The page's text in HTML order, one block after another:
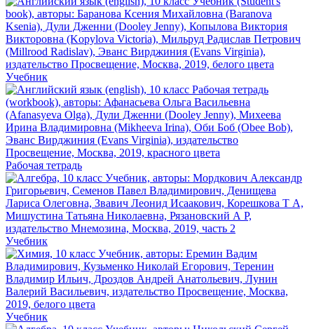
Учебник
Рабочая тетрадь
Учебник
Учебник